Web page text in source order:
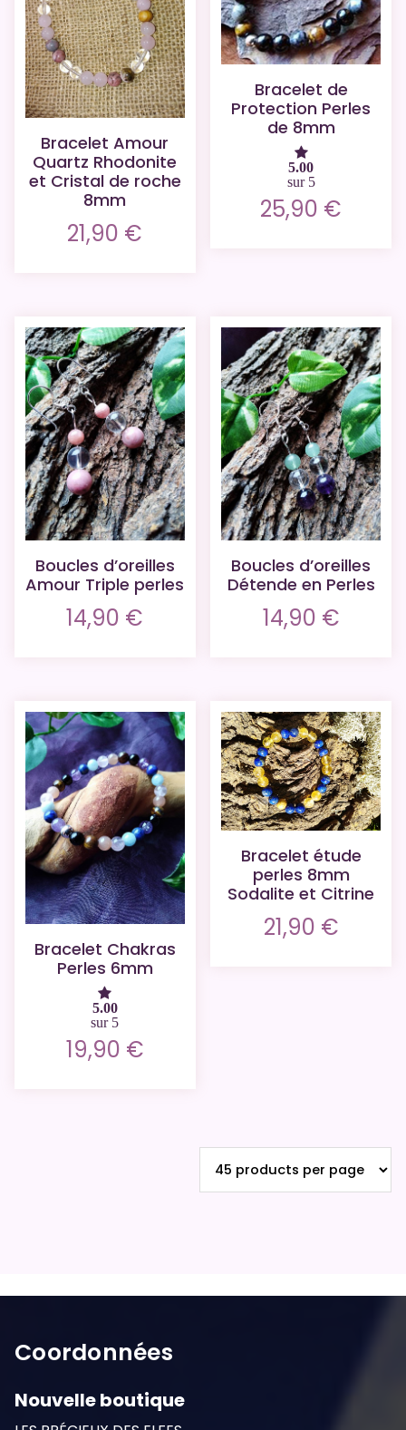
Bracelet Amour
Quartz Rhodonite
et Cristal de roche
8mm
21,90 €
Bracelet de
Protection Perles
de 8mm
5.00
sur 5
25,90 €
Boucles d’oreilles
Amour Triple perles
14,90 €
Boucles d’oreilles
Détende en Perles
14,90 €
Bracelet Chakras
Perles 6mm
5.00
sur 5
19,90 €
Bracelet étude
perles 8mm
Sodalite et Citrine
21,90 €
Coordonnées
Nouvelle boutique